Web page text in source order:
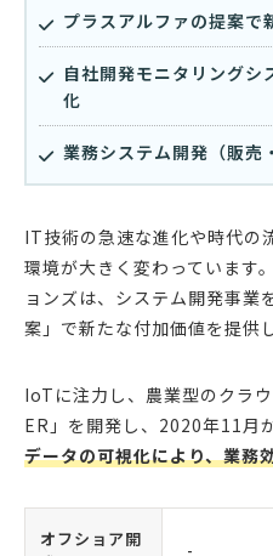
プラスアルファの提案で
自社開発モニタリングシ
化
業務システム開発（販売
IT技術の急速な進化や時代の
環境が大きく変わっています
ョンズは、システム開発事業
案」で新たな付加価値を提供
IoTに注力し、農業型のクラ
ER」を開発し、2020年11月
データの可視化により、業務
オフショア開
-